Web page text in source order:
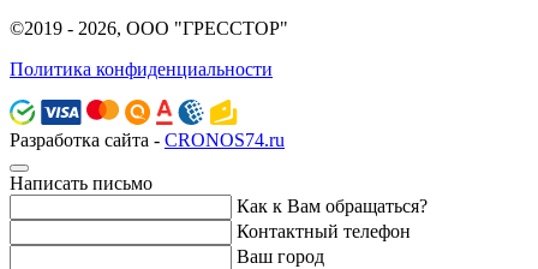
©2019 - 2026, ООО "ГРЕССТОР"
Политика конфиденциальности
Разработка сайта - CRONOS74.ru
Написать письмо
Как к Вам обращаться?
Контактный телефон
Ваш город